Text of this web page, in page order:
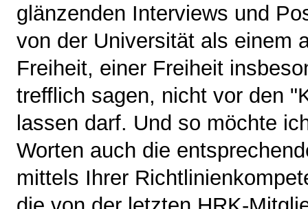
glänzenden Interviews und
von der Universität als einem
Freiheit, einer Freiheit
trefflich sagen, nicht vor den
lassen darf. Und so möchte
Worten auch die
mittels Ihrer